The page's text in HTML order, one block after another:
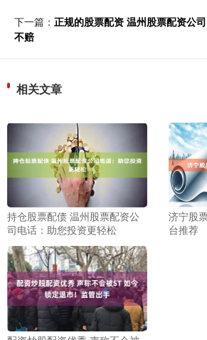
下一篇： 正规的股票配资 温州股票配资公
不赔
相关文章
持仓股票配债 温州股票配资公
司电话：助您投资更轻松
济宁股
台推荐